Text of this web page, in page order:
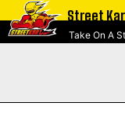
Street
Take On A